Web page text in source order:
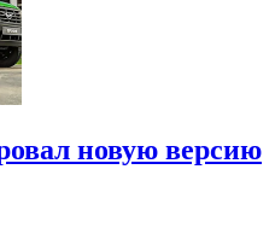
новую версию